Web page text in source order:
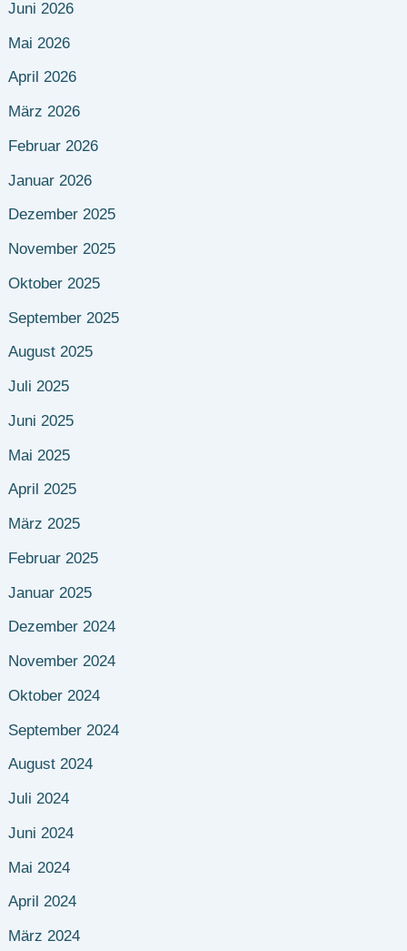
Juni 2026
Mai 2026
April 2026
März 2026
Februar 2026
Januar 2026
Dezember 2025
November 2025
Oktober 2025
September 2025
August 2025
Juli 2025
Juni 2025
Mai 2025
April 2025
März 2025
Februar 2025
Januar 2025
Dezember 2024
November 2024
Oktober 2024
September 2024
August 2024
Juli 2024
Juni 2024
Mai 2024
April 2024
März 2024